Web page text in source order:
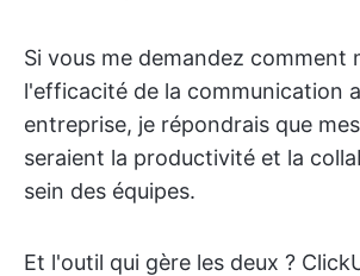
Si vous me demandez comment
l'efficacité de la communication
entreprise, je répondrais que
seraient la productivité et la
sein des équipes.
Et l'outil qui gère les deux ?